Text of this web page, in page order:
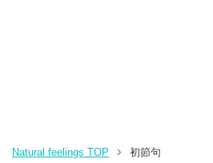
Natural feelings TOP 初節句